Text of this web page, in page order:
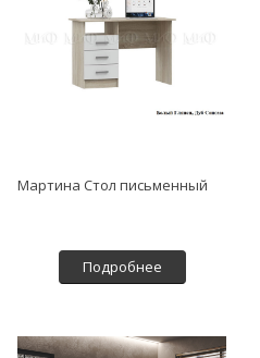
Мартина Стол письменный
Подробнее